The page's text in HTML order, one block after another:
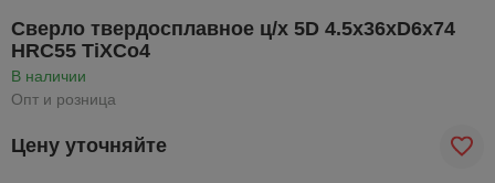
Сверло твердосплавное ц/х 5D 4.5x36xD6x74
HRC55 TiXCo4
В наличии
Опт и розница
Цену уточняйте